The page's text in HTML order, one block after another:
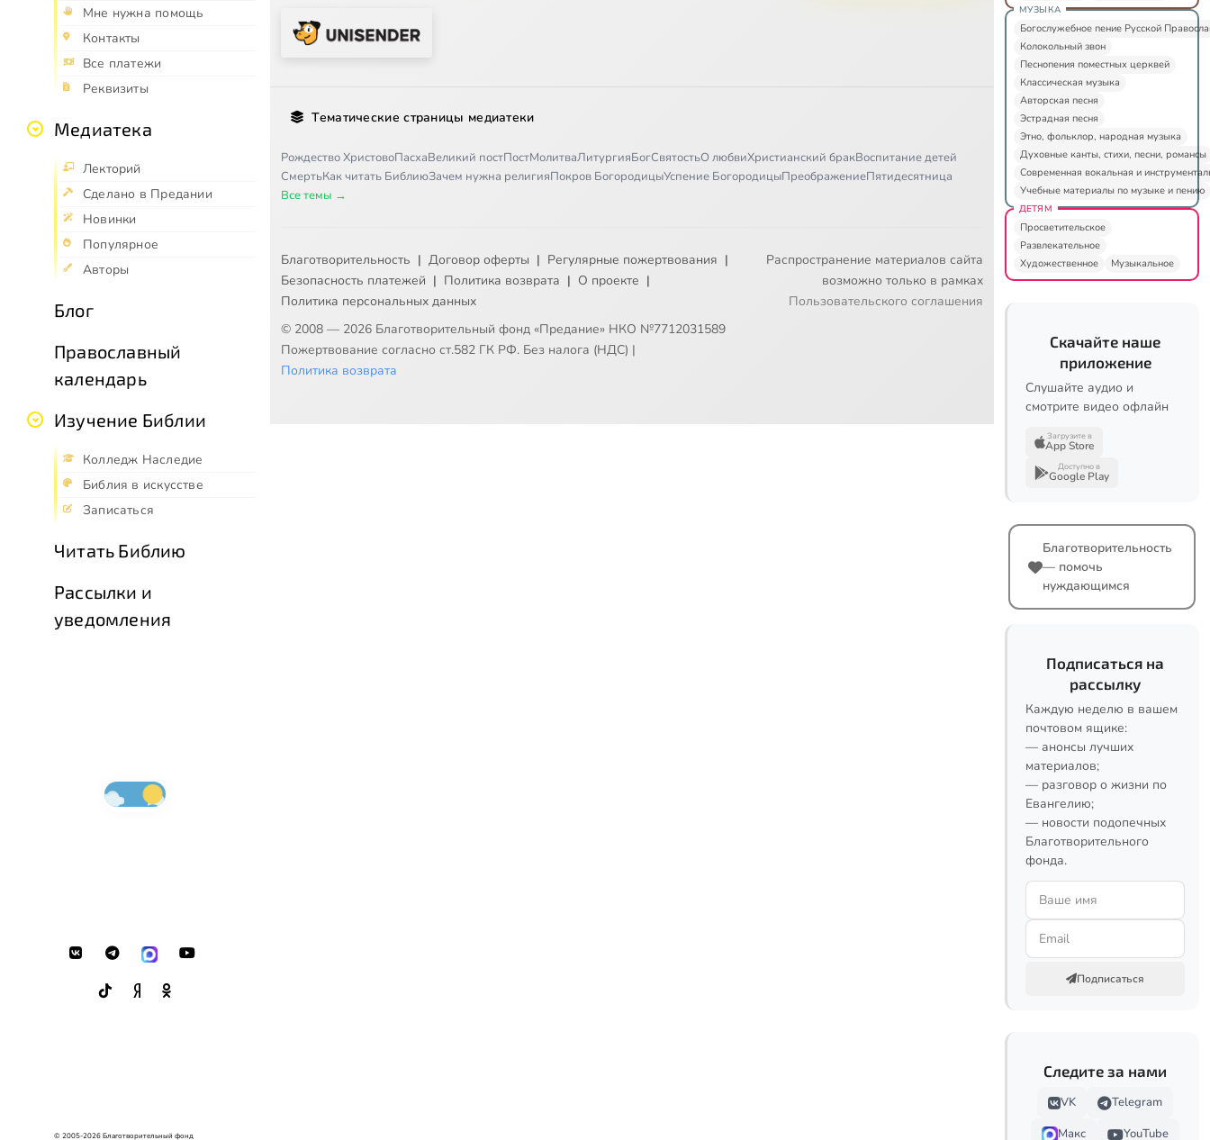
Мне нужна помощь
Контакты
Все платежи
Реквизиты
Медиатека
Лекторий
Сделано в Предании
Новинки
Популярное
Авторы
Блог
Православный
календарь
Изучение Библии
Колледж Наследие
Библия в искусстве
Записаться
Читать Библию
Рассылки и
уведомления
© 2005-2026 Благотворительный фонд
Тематические страницы медиатеки
Рождество ХристовоПасхаВеликий постПостМолитваЛитургияБогСвятостьО любвиХристианский бракВоспитание детей
СмертьКак читать БиблиюЗачем нужна религияПокров БогородицыУспение БогородицыПреображениеПятидесятница
Все темы →
Благотворительность | Договор оферты | Регулярные пожертвования |
Безопасность платежей | Политика возврата | О проекте |
Политика персональных данных
© 2008 — 2026 Благотворительный фонд «Предание» НКО №7712031589
Пожертвование согласно ст.582 ГК РФ. Без налога (НДС) |
Политика возврата
Распространение материалов сайта
возможно только в рамках
Пользовательского соглашения
МУЗЫКА
Богослужебное пение Русской
Колокольный звон
Песнопения поместных церквей
Классическая музыка
Авторская песня
Эстрадная песня
Этно, фольклор, народная музыка
Духовные канты, стихи, песни, романсы
Современная вокальная и
Учебные материалы по музыке и пению
ДЕТЯМ
Просветительское
Развлекательное
Художественное
Музыкальное
Скачайте наше
приложение
Слушайте аудио и
смотрите видео офлайн
Загрузите в
App Store
Доступно в
Google Play
Благотворительность
— помочь
нуждающимся
Подписаться на
рассылку
Каждую неделю в вашем
почтовом ящике:
— анонсы лучших
материалов;
— разговор о жизни по
Евангелию;
— новости подопечных
Благотворительного
фонда.
Подписаться
Следите за нами
VK
Telegram
Макс
YouTube